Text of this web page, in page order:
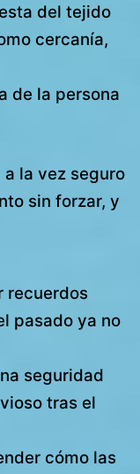
del tejido
cercanía,
de la persona
la vez seguro
sin forzar, y
recuerdos
pasado ya no
seguridad
tras el
cómo las